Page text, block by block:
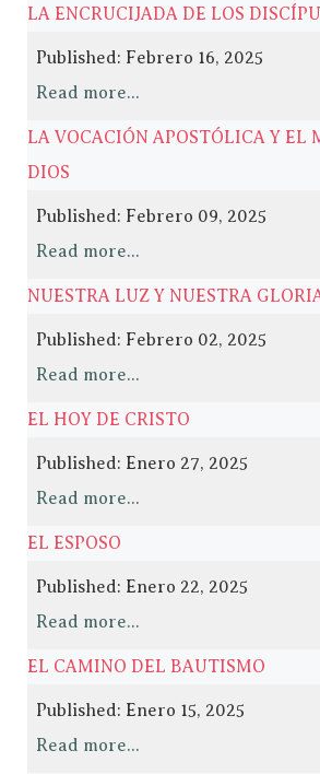
LA ENCRUCIJADA DE LOS
Published: Febrero 16, 2025
Read more...
LA VOCACIÓN APOSTÓLICA Y EL
DIOS
Published: Febrero 09, 2025
Read more...
NUESTRA LUZ Y NUESTRA
Published: Febrero 02, 2025
Read more...
EL HOY DE CRISTO
Published: Enero 27, 2025
Read more...
EL ESPOSO
Published: Enero 22, 2025
Read more...
EL CAMINO DEL BAUTISMO
Published: Enero 15, 2025
Read more...